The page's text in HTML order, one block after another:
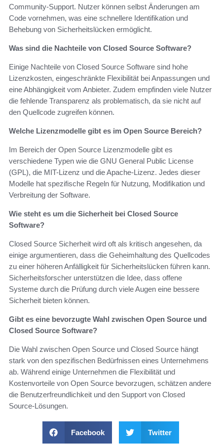
Community-Support. Nutzer können selbst Änderungen am
Code vornehmen, was eine schnellere Identifikation und
Behebung von Sicherheitslücken ermöglicht.
Was sind die Nachteile von Closed Source Software?
Einige Nachteile von Closed Source Software sind hohe
Lizenzkosten, eingeschränkte Flexibilität bei Anpassungen und
eine Abhängigkeit vom Anbieter. Zudem empfinden viele Nutzer
die fehlende Transparenz als problematisch, da sie nicht auf
den Quellcode zugreifen können.
Welche Lizenzmodelle gibt es im Open Source Bereich?
Im Bereich der Open Source Lizenzmodelle gibt es
verschiedene Typen wie die GNU General Public License
(GPL), die MIT-Lizenz und die Apache-Lizenz. Jedes dieser
Modelle hat spezifische Regeln für Nutzung, Modifikation und
Verbreitung der Software.
Wie steht es um die Sicherheit bei Closed Source
Software?
Closed Source Sicherheit wird oft als kritisch angesehen, da
einige argumentieren, dass die Geheimhaltung des Quellcodes
zu einer höheren Anfälligkeit für Sicherheitslücken führen kann.
Sicherheitsforscher unterstützen die Idee, dass offene
Systeme durch die Prüfung durch viele Augen eine bessere
Sicherheit bieten können.
Gibt es eine bevorzugte Wahl zwischen Open Source und
Closed Source Software?
Die Wahl zwischen Open Source und Closed Source hängt
stark von den spezifischen Bedürfnissen eines Unternehmens
ab. Während einige Unternehmen die Flexibilität und
Kostenvorteile von Open Source bevorzugen, schätzen andere
die Benutzerfreundlichkeit und den Support von Closed
Source-Lösungen.
Facebook Twitter